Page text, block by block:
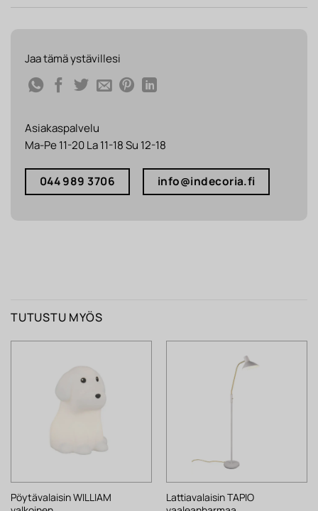
Jaa tämä ystävillesi
Asiakaspalvelu
Ma-Pe 11-20 La 11-18 Su 12-18
044 989 3706 info@indecoria.fi
TUTUSTU MYÖS
Pöytävalaisin WILLIAM
Lattiavalaisin TAPIO